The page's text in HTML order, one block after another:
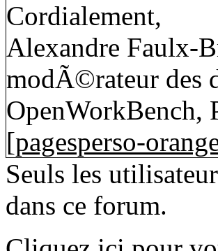
Cordialement,
Alexandre Faulx-
modÃ©rateur des
OpenWorkBench,
[pagesperso-
Seuls les
dans ce forum.